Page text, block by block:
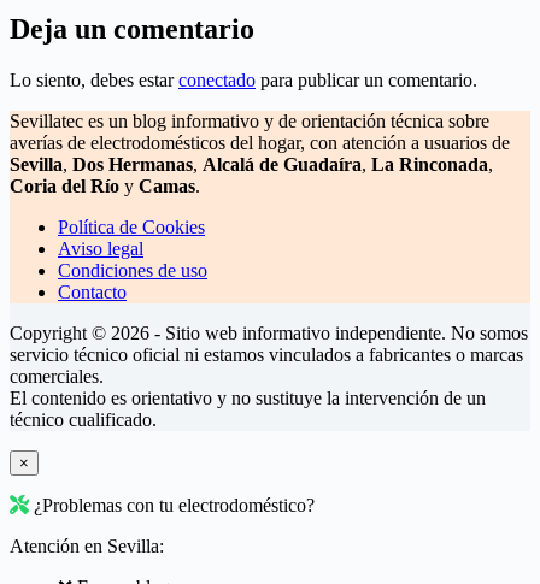
Deja un comentario
Lo siento, debes estarconectado para publicar un comentario.
Sevillatec es un blog informativo y de orientación técnica sobre
averías de electrodomésticos del hogar, con atención a usuarios de
Sevilla, Dos Hermanas, Alcalá de Guadaíra, La Rinconada,
Coria del Río y Camas.
Política de Cookies
Aviso legal
Condiciones de uso
Contacto
Copyright © 2026 - Sitio web informativo independiente. No somos
servicio técnico oficial ni estamos vinculados a fabricantes o marcas
comerciales.
El contenido es orientativo y no sustituye la intervención de un
técnico cualificado.
×
¿Problemas con tu electrodoméstico?
Atención en Sevilla: